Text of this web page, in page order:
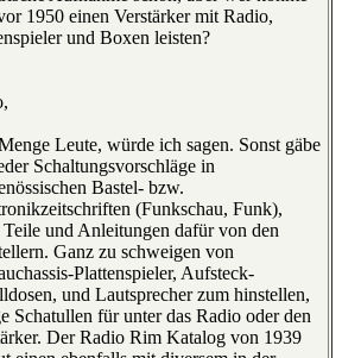
1950 einen Verstärker mit Radio,
und Boxen leisten?
Leute, würde ich sagen. Sonst gäbe
Schaltungsvorschläge in
Bastel- bzw.
(Funkschau, Funk),
und Anleitungen dafür von den
Ganz zu schweigen von
Plattenspieler, Aufsteck-
und Lautsprecher zum hinstellen,
Schatullen für unter das Radio oder den
Der Radio Rim Katalog von 1939